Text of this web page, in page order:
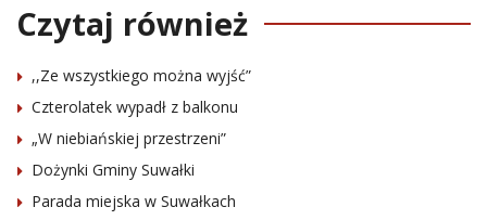
Czytaj również
,,Ze wszystkiego można wyjść”
Czterolatek wypadł z balkonu
„W niebiańskiej przestrzeni”
Dożynki Gminy Suwałki
Parada miejska w Suwałkach